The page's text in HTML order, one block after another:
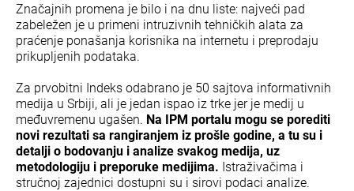
Značajnih promena je bilo i na dnu liste: najveći pad
zabeležen je u primeni intruzivnih tehničkih alata za
praćenje ponašanja korisnika na internetu i preprodaju
prikupljenih podataka.
Za prvobitni Indeks odabrano je 50 sajtova informativnih
medija u Srbiji, ali je jedan ispao iz trke jer je medij u
međuvremenu ugašen. Na IPM portalu mogu se porediti
novi rezultati sa rangiranjem iz prošle godine, a tu su i
detalji o bodovanju i analize svakog medija, uz
metodologiju i preporuke medijima. Istraživačima i
stručnoj zajednici dostupni su i sirovi podaci analize.